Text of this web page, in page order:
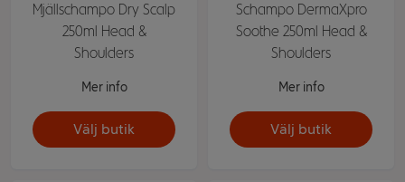
Mjällschampo Dry Scalp
250ml Head &
Shoulders
Mer info
Välj butik
Schampo DermaXpro
Soothe 250ml Head &
Shoulders
Mer info
Välj butik